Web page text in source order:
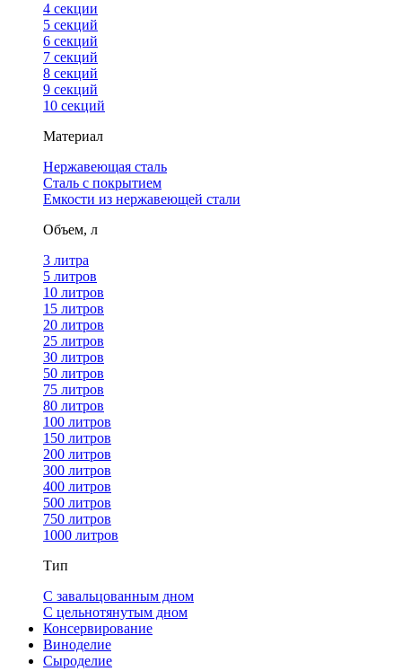
4 cекции
5 секций
6 секций
7 секций
8 секций
9 секций
10 секций
Материал
Нержавеющая сталь
Сталь с покрытием
Емкости из нержавеющей стали
Объем, л
3 литра
5 литров
10 литров
15 литров
20 литров
25 литров
30 литров
50 литров
75 литров
80 литров
100 литров
150 литров
200 литров
300 литров
400 литров
500 литров
750 литров
1000 литров
Тип
С завальцованным дном
С цельнотянутым дном
Консервирование
Виноделие
Сыроделие